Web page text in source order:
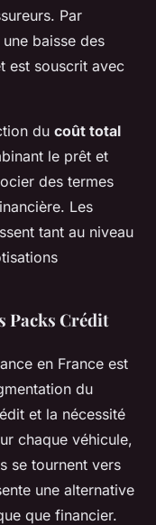
Par
baisse des
est souscrit avec
du coût total
le prêt et
des termes
Les
tant au niveau
Packs Crédit
en France est
du
et la nécessité
chaque véhicule,
se tournent vers
une alternative
que financier.